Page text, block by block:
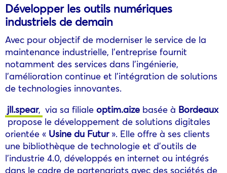
Développer les outils numériques
industriels de demain
Avec pour objectif de moderniser le service de la
maintenance industrielle, l’entreprise fournit
notamment des services dans l’ingénierie,
l’amélioration continue et l’intégration de solutions
de technologies innovantes.
jll.spear, via sa filiale optim.aize basée à Bordeaux
propose le développement de solutions digitales
orientée « Usine du Futur». Elle offre à ses clients
une bibliothèque de technologie et d’outils de
l’industrie 4.0, développés en internet ou intégrés
dans le cadre de partenariats avec des sociétés de